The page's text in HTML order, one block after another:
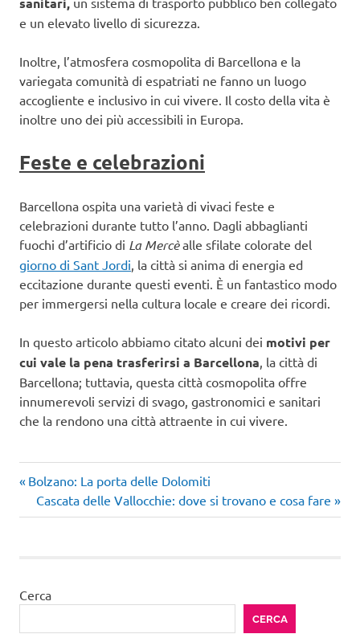
e un elevato livello di sicurezza.
Inoltre, l’atmosfera cosmopolita di Barcellona e la
variegata comunità di espatriati ne fanno un luogo
accogliente e inclusivo in cui vivere. Il costo della vita è
inoltre uno dei più accessibili in Europa.
Feste e celebrazioni
Barcellona ospita una varietà di vivaci feste e
celebrazioni durante tutto l’anno. Dagli abbaglianti
fuochi d’artificio di La Mercèalle sfilate colorate del
giorno di Sant Jordi, la città si anima di energia ed
eccitazione durante questi eventi. È un fantastico modo
per immergersi nella cultura locale e creare dei ricordi.
In questo articolo abbiamo citato alcuni dei motivi per
cui vale la pena trasferirsi a Barcellona, la città di
Barcellona; tuttavia, questa città cosmopolita offre
innumerevoli servizi di svago, gastronomici e sanitari
che la rendono una città attraente in cui vivere.
Navigazione
articoli
Articolo
precedente:
Bolzano: La porta delle Dolomiti
Articolo
successivo:
Cascata delle Vallocchie: dove si trovano e cosa fare
Cerca
CERCA